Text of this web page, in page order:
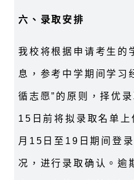
六、录取安排
我校将根据申请考生的
息，参考中学期间学习
循志愿”的原则，择优
15日前将拟录取名单
月15日至19日期间登
况，进行录取确认。逾